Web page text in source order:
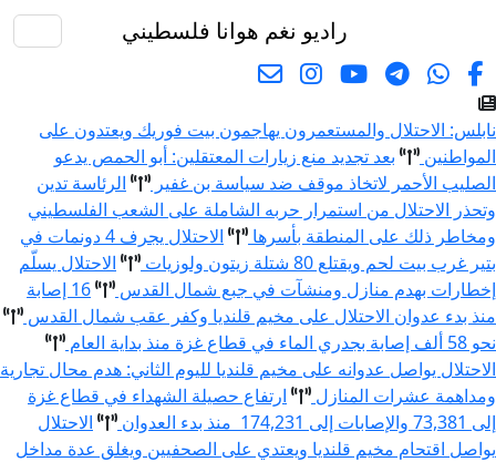
راديو نغم هوانا فلسطيني
نابلس: الاحتلال والمستعمرون يهاجمون بيت فوريك ويعتدون على
المواطنين
بعد تجديد منع زيارات المعتقلين: أبو الحمص يدعو
الصليب الأحمر لاتخاذ موقف ضد سياسة بن غفير
الرئاسة تدين
وتحذر الاحتلال من استمرار حربه الشاملة على الشعب الفلسطيني
ومخاطر ذلك على المنطقة بأسرها
الاحتلال يجرف 4 دونمات في
بتير غرب بيت لحم ويقتلع 80 شتلة زيتون ولوزيات
الاحتلال يسلّم
إخطارات بهدم منازل ومنشآت في جبع شمال القدس
16 إصابة
منذ بدء عدوان الاحتلال على مخيم قلنديا وكفر عقب شمال القدس
نحو 58 ألف إصابة بجدري الماء في قطاع غزة منذ بداية العام
الاحتلال يواصل عدوانه على مخيم قلنديا لليوم الثاني: هدم محال تجارية
ومداهمة عشرات المنازل
ارتفاع حصيلة الشهداء في قطاع غزة
إلى 73,381 والإصابات إلى 174,231 منذ بدء العدوان
الاحتلال
يواصل اقتحام مخيم قلنديا ويعتدي على الصحفيين ويغلق عدة مداخل